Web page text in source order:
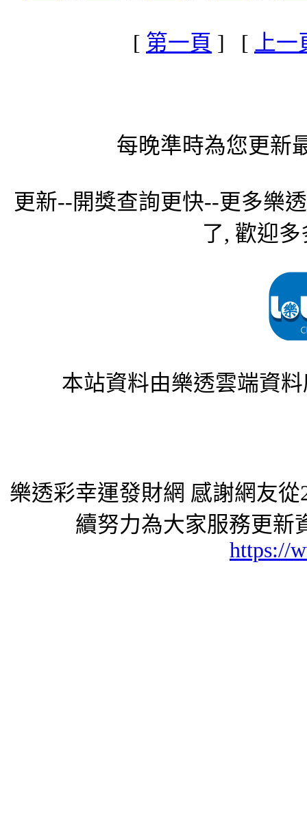
[ 第一頁 ] [ 上一
每晚準時為您更新
更新--開獎查詢更快--更多樂
了, 歡迎
本站資料由樂透雲端資
樂透彩幸運發財網 感謝網友
續努力為大家服務更新
https://